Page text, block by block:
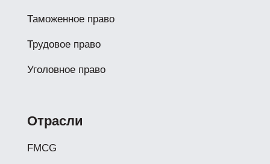
Таможенное право
Трудовое право
Уголовное право
Отрасли
FMCG